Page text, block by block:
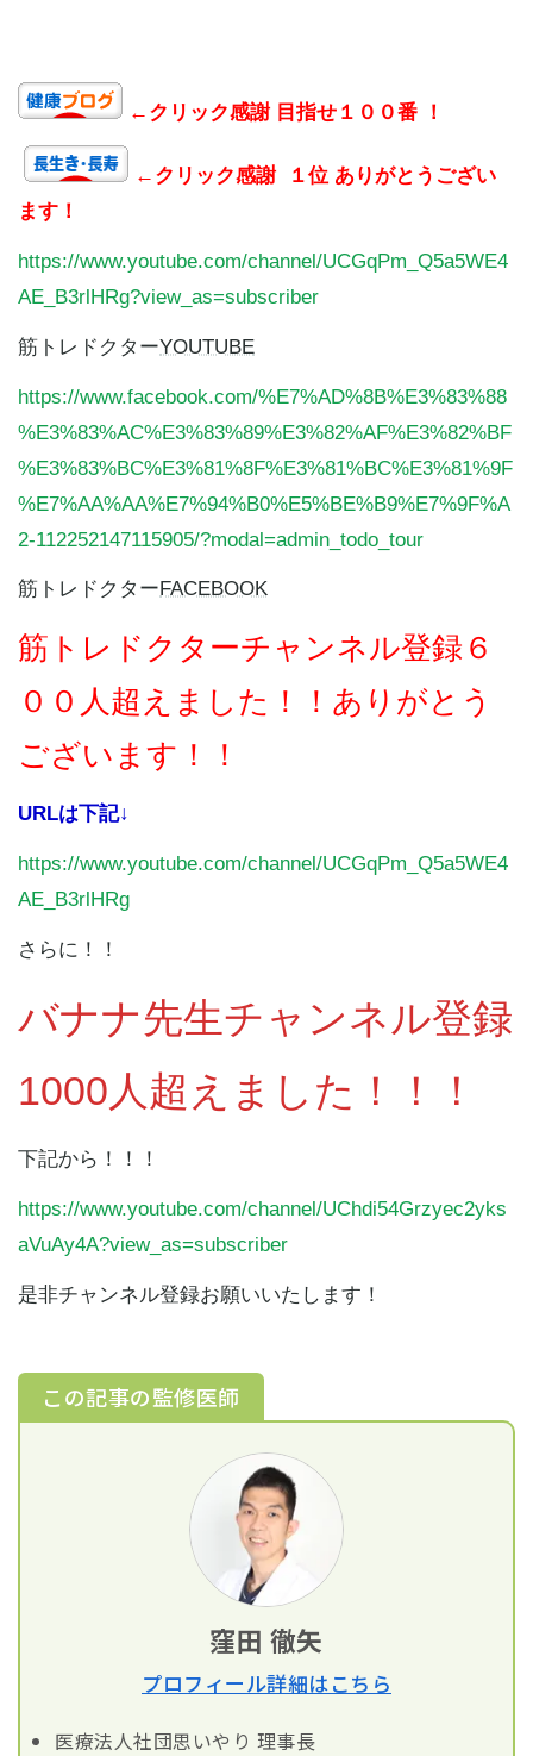
←クリック感謝 目指せ１００番 ！
←クリック感謝 １位 ありがとうござい
ます！
https://www.youtube.com/channel/UCGqPm_Q5a5WE4
AE_B3rlHRg?view_as=subscriber
筋トレドクターYOUTUBE
https://www.facebook.com/%E7%AD%8B%E3%83%88
%E3%83%AC%E3%83%89%E3%82%AF%E3%82%BF
%E3%83%BC%E3%81%8F%E3%81%BC%E3%81%9F
%E7%AA%AA%E7%94%B0%E5%BE%B9%E7%9F%A
2-112252147115905/?modal=admin_todo_tour
筋トレドクター FACEBOOK
筋トレドクターチャンネル登録６
００ 人超えました！！ありがとう
ございます！！
URLは下記↓
https://www.youtube.com/channel/UCGqPm_Q5a5WE4
AE_B3rlHRg
さらに！！
バナナ先生チャンネル登録
1000人超えました！！！
下記から！！！
https://www.youtube.com/channel/UChdi54Grzyec2yks
aVuAy4A?view_as=subscriber
是非チャンネル登録お願いいたします！
この記事の監修医師
窪田 徹矢
プロフィール詳細はこちら
医療法人社団思いやり 理事長